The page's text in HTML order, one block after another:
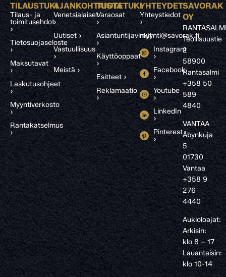
TILAUSTUKI
Tilaus- ja
toimitusehdot
›
Tietosuojaseloste
›
Maksutavat
›
Laskutusohjeet
›
Myyntiverkosto
›
Rantakatselmus
›
AJANKOHTAISTA
Venetsialaiset
›
Uutiset ›
Vastuullisuus
›
Meistä ›
TUOTETUKI
Varaosat
›
Asiantuntijavinkit
›
Käyttöoppaat
›
Esitteet ›
Reklamaatio
›
YHTEYDET
Yhteystiedot
›
myynti@savorak.fi
Instagram
›
Facebook
›
Youtube
›
LinkedIn
›
Pinterest
›
SAVORAK
OY
Teollisuustie
2
58900
Rantasalmi
+358 50
589
4840
VANTAA
Åbynkuja
5
01730
Vantaa
+358 9
276
4440
Aukioloajat:
Arkisin:
klo 8 – 17
Lauantaisin:
klo 10-14